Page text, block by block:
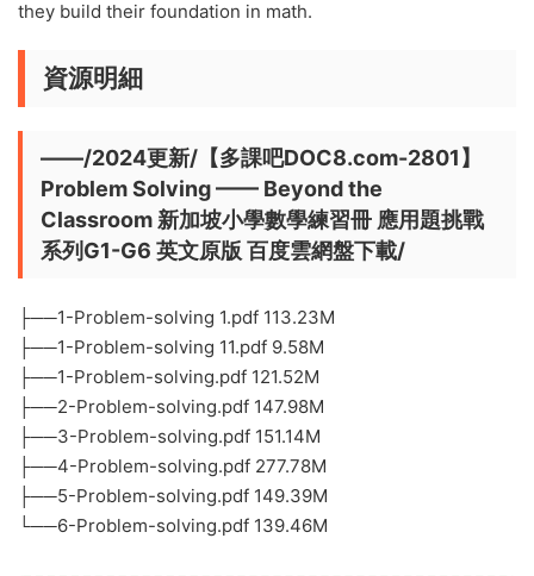
they build their foundation in math.
資源明細
——/2024更新/【多課吧DOC8.com-2801】
Problem Solving —— Beyond the
Classroom 新加坡小學數學練習冊 應用題挑戰
系列G1-G6 英文原版 百度雲網盤下載/
├──1-Problem-solving 1.pdf 113.23M
├──1-Problem-solving 11.pdf 9.58M
├──1-Problem-solving.pdf 121.52M
├──2-Problem-solving.pdf 147.98M
├──3-Problem-solving.pdf 151.14M
├──4-Problem-solving.pdf 277.78M
├──5-Problem-solving.pdf 149.39M
└──6-Problem-solving.pdf 139.46M